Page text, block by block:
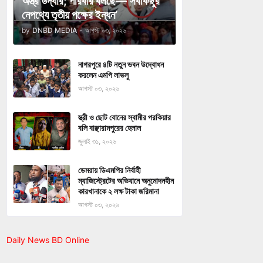
নেপথ্যে তৃতীয় পক্ষের ইন্ধন’
by DNBD MEDIA - আগস্ট ০৩, ২০২৬
নাগরপুরে ৪টি নতুন ভবন উদ্বোধন
করলেন এমপি লাভলু
আগস্ট ০৩, ২০২৬
স্ত্রী ও ছোট বোনের স্বামীর পরকিয়ার
বলি বাঞ্ছারামপুরের হেলাল
জুলাই ৩১, ২০২৬
ডেমরায় ডিএমপির নির্বাহী
ম্যাজিস্ট্রেটের অভিযানে অনুমোদনহীন
কারখানাকে ২ লক্ষ টাকা জরিমানা
আগস্ট ০৩, ২০২৬
Daily News BD Online